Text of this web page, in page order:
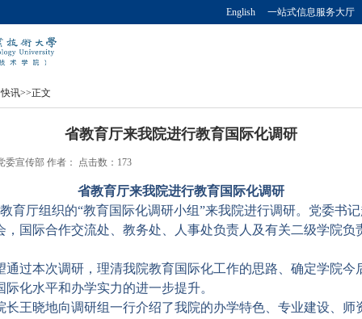
English 一站式信息服务大厅
讯>>正文
省教育厅来我院进行教育国际化调研
委宣传部 作者： 点击数： 173
省教育厅来我院进行教育国际化调研
育厅组织的“教育国际化调研小组”来我院进行调研。党委书
，国际合作交流处、教务处、人事处负责人及有关二级学院负
通过本次调研，理清我院教育国际化工作的思路、确定学院今
化水平和办学实力的进一步提升。
长王晓地向调研组一行介绍了我院的办学特色、专业建设、师